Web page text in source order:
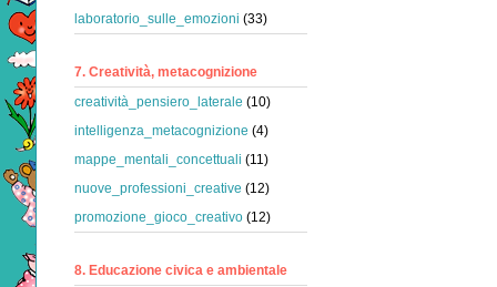
laboratorio_sulle_emozioni (33)
7. Creatività, metacognizione
creatività_pensiero_laterale (10)
intelligenza_metacognizione (4)
mappe_mentali_concettuali (11)
nuove_professioni_creative (12)
promozione_gioco_creativo (12)
8. Educazione civica e ambientale